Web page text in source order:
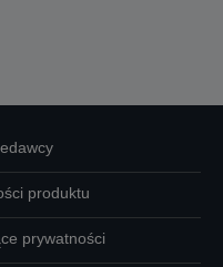
produktu
prywatności